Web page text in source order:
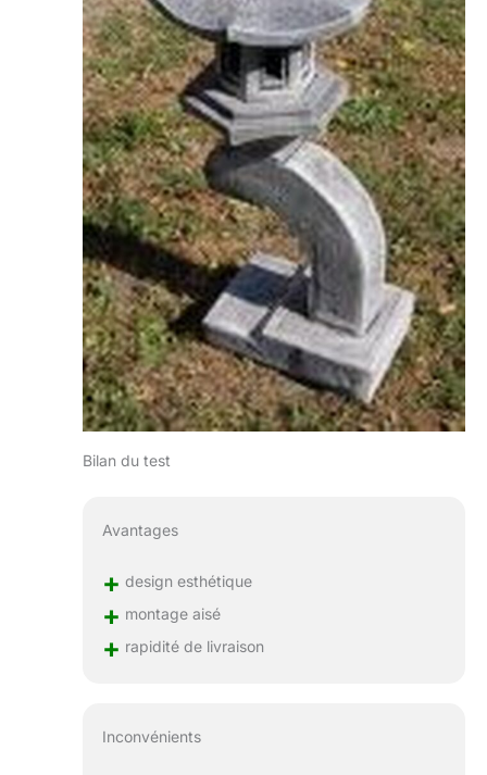
Bilan du test
Avantages
+ design esthétique
+ montage aisé
+ rapidité de livraison
Inconvénients